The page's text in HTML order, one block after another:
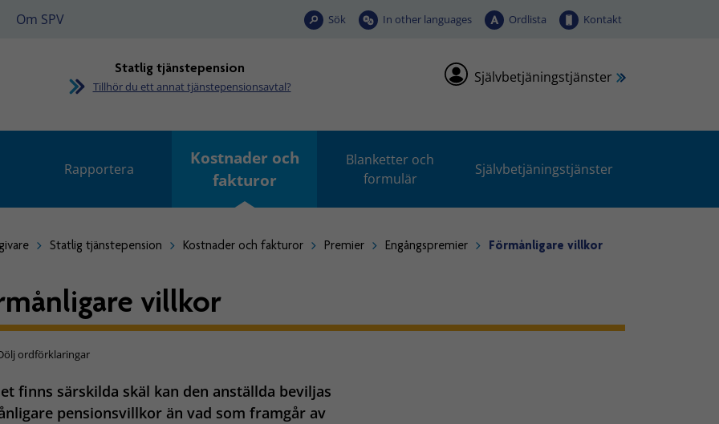
Om SPV Sök In other languages Ordlista Kontakt
Statlig tjänstepension
Tillhör du ett annat tjänstepensionsavtal?
Självbetjäningstjänster
Rapportera
Kostnader och
fakturor
Blanketter och
formulär
Självbetjäningstjänster
Statlig tjänstepension Kostnader och fakturor Premier Engångspremier Förmånligare villkor
villkor
ordförklaringar
finns särskilda skäl kan den anställda beviljas
pensionsvillkor än vad som framgår av